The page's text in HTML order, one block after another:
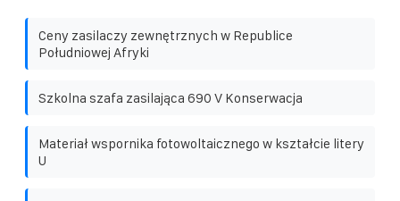
Ceny zasilaczy zewnętrznych w Republice
Południowej Afryki
Szkolna szafa zasilająca 690 V Konserwacja
Materiał wspornika fotowoltaicznego w kształcie litery
U